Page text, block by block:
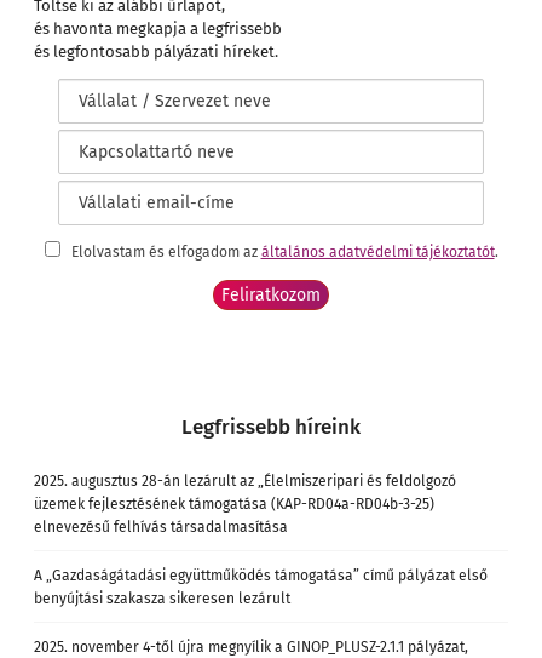
Töltse ki az alábbi űrlapot,
és havonta megkapja a legfrissebb
és legfontosabb pályázati híreket.
Elolvastam és elfogadom az általános adatvédelmi tájékoztatót.
Legfrissebb híreink
2025. augusztus 28-án lezárult az „Élelmiszeripari és feldolgozó
üzemek fejlesztésének támogatása (KAP-RD04a-RD04b-3-25)
elnevezésű felhívás társadalmasítása
A „Gazdaságátadási együttműködés támogatása” című pályázat első
benyújtási szakasza sikeresen lezárult
2025. november 4-től újra megnyílik a GINOP_PLUSZ-2.1.1 pályázat,